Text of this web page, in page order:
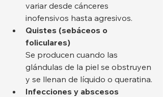
variar desde cánceres
inofensivos hasta agresivos.
Quistes (sebáceos o
foliculares)
Se producen cuando las
glándulas de la piel se obstruyen
y se llenan de líquido o queratina.
Infecciones y abscesos